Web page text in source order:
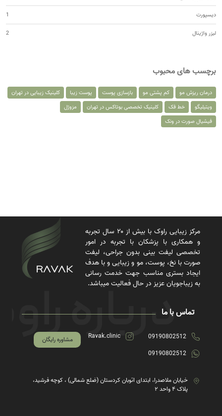
دیسپورت 1
لیزر واژینال 2
برچسب های محبوب
درمان ریزش مو کم پشتی مو بازسازی پوست پوست زیبا
کلینیک زیبایی در تهران
ویتیلیگو
خط فک کلینیک تخصصی بوتاکس در تهران
مزوژل
فیشیال صورت در ونک
مرکز زیبایی راوک با بیش از ۲۰ سال تجربه
و همکاری با پزشکان با تجربه در امور
تخصصی لیفت بینی بدون جراحی، لیفت
صورت با نخ، پوست، مو و زیبایی و با هدف
ایجاد بستری مناسب جهت خدمت رسانی
به زیباجویان عزیز در حال فعالیت میباشد.
تماس با ما
09190802512
09190802512
Ravak.clinic مشاوره رایگان
خیابان ملاصدرا، ابتدای اتوبان کردستان (ضلع شمالی) ، کوچه فرشید،
پلاک ۴ واحد ۲